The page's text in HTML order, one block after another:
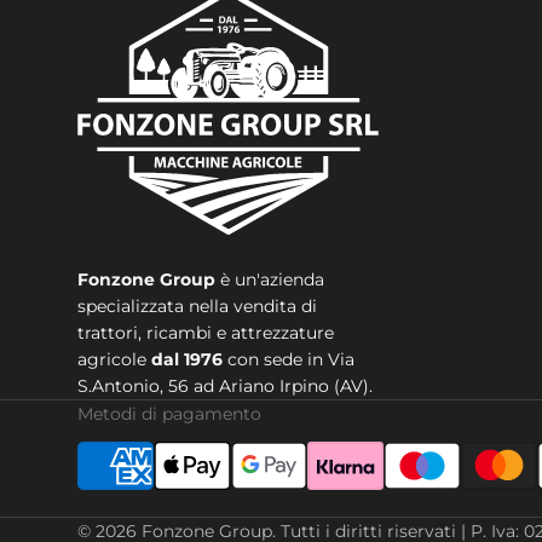
Fonzone Group è un'azienda
specializzata nella vendita di
trattori, ricambi e attrezzature
agricole dal 1976 con sede in Via
S.Antonio, 56 ad Ariano Irpino (AV).
Metodi di pagamento
© 2026 Fonzone Group. Tutti i diritti riservati | P. Iva: